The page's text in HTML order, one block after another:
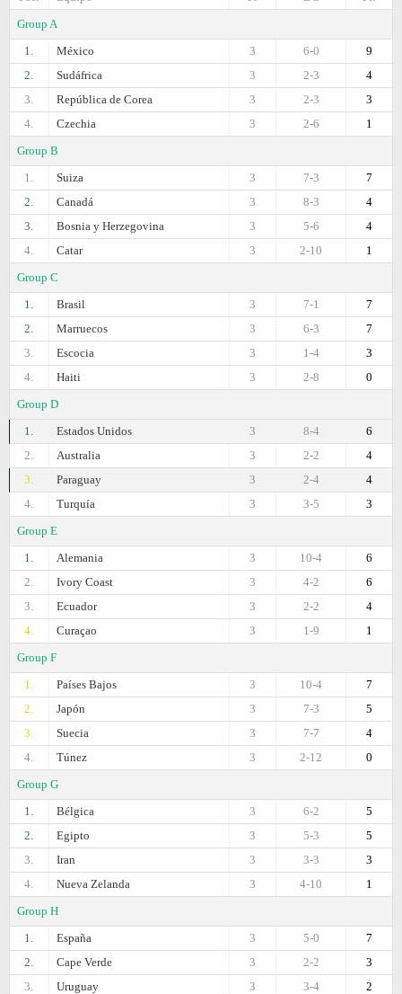
Group A
1.
México 9
6-0
3
2.
Sudáfrica 4
2-3
3
3.
República de Corea 3
2-3
3
4.
Czechia 1
2-6
3
Group B
1.
Suiza 7
7-3
3
2.
Canadá 4
8-3
3
3.
Bosnia y Herzegovina 4
5-6
3
4.
Catar 1
2-10
3
Group C
1.
Brasil 7
7-1
3
2.
Marruecos 7
6-3
3
3.
Escocia 3
1-4
3
4.
Haiti 0
2-8
3
Group D
1.
Estados Unidos 6
8-4
3
2.
Australia 4
2-2
3
3.
Paraguay 4
2-4
3
4.
Turquía 3
3-5
3
Group E
1.
Alemania 6
10-4
3
2.
Ivory Coast 6
4-2
3
3.
Ecuador 4
2-2
3
4.
Curaçao 1
1-9
3
Group F
1.
Países Bajos 7
10-4
3
2.
Japón 5
7-3
3
3.
Suecia 4
7-7
3
4.
Túnez 0
2-12
3
Group G
1.
Bélgica 5
6-2
3
2.
Egipto 5
5-3
3
3.
Iran 3
3-3
3
4.
Nueva Zelanda 1
4-10
3
Group H
1.
España 7
5-0
3
2.
Cape Verde 3
2-2
3
3.
Uruguay 2
3-4
3